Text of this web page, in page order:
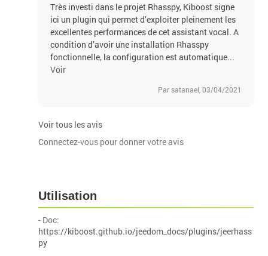
Très investi dans le projet Rhasspy, Kiboost signe
ici un plugin qui permet d’exploiter pleinement les
excellentes performances de cet assistant vocal. A
condition d’avoir une installation Rhasspy
fonctionnelle, la configuration est automatique...
Voir
Par satanael, 03/04/2021
Voir tous les avis
Connectez-vous pour donner votre avis
Utilisation
- Doc:
https://kiboost.github.io/jeedom_docs/plugins/jeerhass
py